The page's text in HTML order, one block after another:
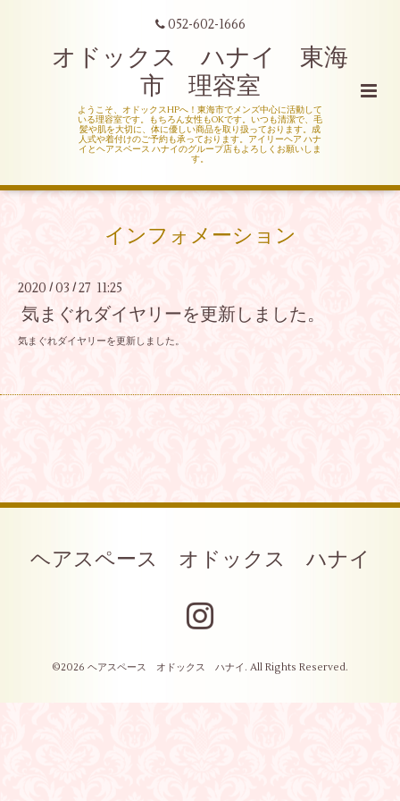
052-602-1666
オドックス ハナイ 東海
市 理容室
ようこそ、オドックスHPへ！東海市でメンズ中心に活動して
いる理容室です。もちろん女性もOKです。いつも清潔で、毛
髪や肌を大切に、体に優しい商品を取り扱っております。成
人式や着付けのご予約も承っております。アイリーヘア ハナ
イとヘアスペース ハナイのグループ店もよろしくお願いしま
す。
インフォメーション
2020 / 03 /27 11:25
気まぐれダイヤリーを更新しました。
気まぐれダイヤリーを更新しました。
ヘアスペース オドックス ハナイ
©2026 ヘアスペース オドックス ハナイ . All Rights Reserved.